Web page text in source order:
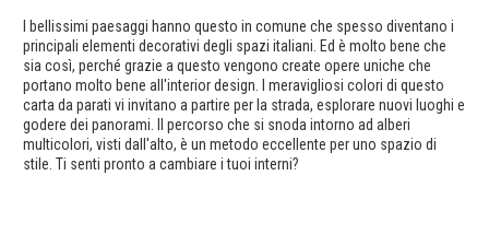
I bellissimi paesaggi hanno questo in comune che spesso diventano i
principali elementi decorativi degli spazi italiani. Ed è molto bene che
sia così, perché grazie a questo vengono create opere uniche che
portano molto bene all'interior design. I meravigliosi colori di questo
carta da parati vi invitano a partire per la strada, esplorare nuovi luoghi e
godere dei panorami. Il percorso che si snoda intorno ad alberi
multicolori, visti dall'alto, è un metodo eccellente per uno spazio di
stile. Ti senti pronto a cambiare i tuoi interni?